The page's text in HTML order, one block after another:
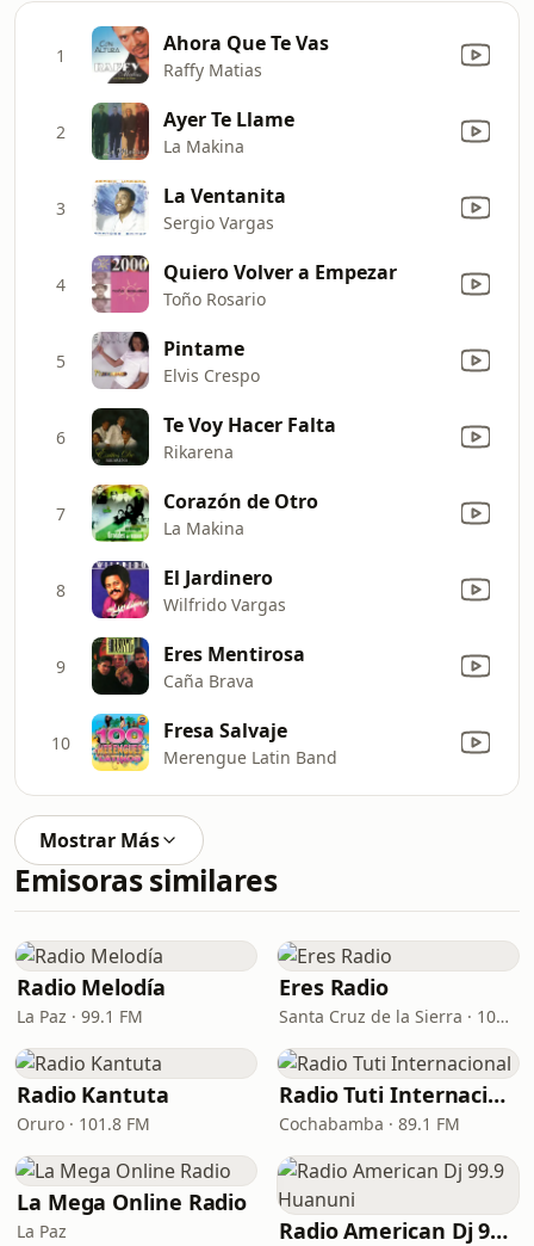
1 Ahora Que Te Vas
Raffy Matias
2 Ayer Te Llame
La Makina
3 La Ventanita
Sergio Vargas
4 Quiero Volver a Empezar
Toño Rosario
5 Pintame
Elvis Crespo
6 Te Voy Hacer Falta
Rikarena
7 Corazón de Otro
La Makina
8 El Jardinero
Wilfrido Vargas
9 Eres Mentirosa
Caña Brava
10 Fresa Salvaje
Merengue Latin Band
Mostrar Más
Emisoras similares
Radio Melodía
La Paz · 99.1 FM
Eres Radio
Santa Cruz de la Sierra · 105.7 FM
Radio Kantuta
Oruro · 101.8 FM
Radio Tuti Internacional
Cochabamba · 89.1 FM
La Mega Online Radio
La Paz Radio American Dj 99.9 Huanuni